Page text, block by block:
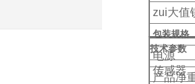
zui大值
包装规格
电源
产品净
技术参数
传感器